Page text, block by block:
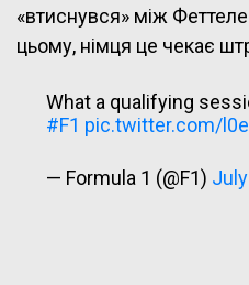
«втиснувся» між
цьому, німця це чекає
What a qualifying
#F1 pic.twitter.com/
— Formula 1 (@F1)